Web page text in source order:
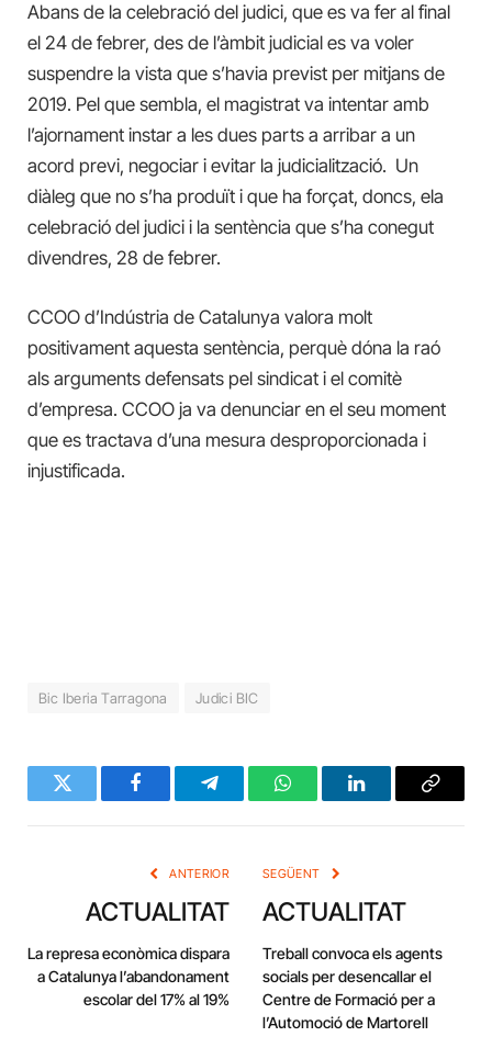
Abans de la celebració del judici, que es va fer al final
el 24 de febrer, des de l’àmbit judicial es va voler
suspendre la vista que s’havia previst per mitjans de
2019. Pel que sembla, el magistrat va intentar amb
l’ajornament instar a les dues parts a arribar a un
acord previ, negociar i evitar la judicialització. Un
diàleg que no s’ha produït i que ha forçat, doncs, ela
celebració del judici i la sentència que s’ha conegut
divendres, 28 de febrer.
CCOO d’Indústria de Catalunya valora molt
positivament aquesta sentència, perquè dóna la raó
als arguments defensats pel sindicat i el comitè
d’empresa. CCOO ja va denunciar en el seu moment
que es tractava d’una mesura desproporcionada i
injustificada.
Bic Iberia Tarragona Judici BIC
Twitter FacebookTelegramWhatsAppLinkedInCopy
ANTERIOR
ACTUALITAT
La represa econòmica dispara
a Catalunya l’abandonament
escolar del 17% al 19%
SEGÜENT
ACTUALITAT
Treball convoca els agents
socials per desencallar el
Centre de Formació per a
l’Automoció de Martorell